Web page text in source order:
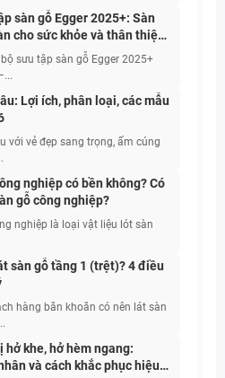
sàn gỗ Egger 2025+: Sàn
cho sức khỏe và thân thiện
sưu tập sàn gỗ Egger 2025+
Lợi ích, phân loại, các mẫu
với vẻ đẹp sang trọng, ấm cúng
nghiệp có bền không? Có
gỗ công nghiệp?
nghiệp là loại vật liệu lót sàn
sàn gỗ tầng 1 (trệt)? 4 điều
hàng băn khoăn có nên lát sàn
hở khe, hở hèm ngang:
và cách khắc phục hiệu